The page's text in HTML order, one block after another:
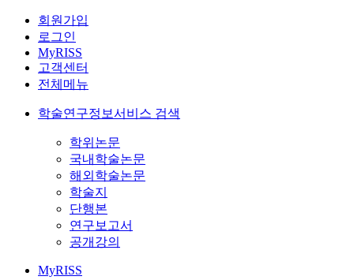
회원가입
로그인
MyRISS
고객센터
전체메뉴
학술연구정보서비스 검색
학위논문
국내학술논문
해외학술논문
학술지
단행본
연구보고서
공개강의
MyRISS